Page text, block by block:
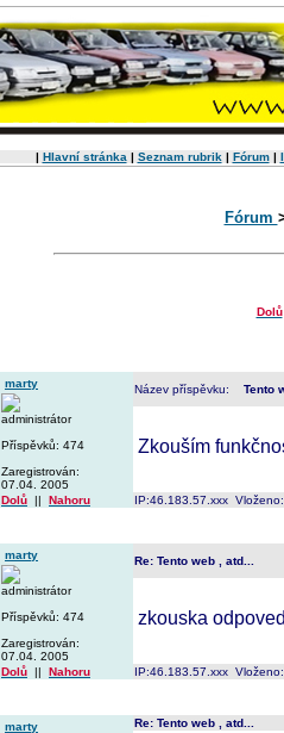
| Hlavní stránka | Seznam rubrik | Fórum|
Fórum
Dolů
marty
administrátor
Příspěvků: 474
Zaregistrován:
07.04. 2005
Název příspěvku: Tento
Zkouším
Dolů || Nahoru IP:46.183.57.xxx
marty
administrátor
Příspěvků: 474
Zaregistrován:
07.04. 2005
Re: Tento web , atd...
zkouska
Dolů || Nahoru IP:46.183.57.xxx
marty Re: Tento web , atd...